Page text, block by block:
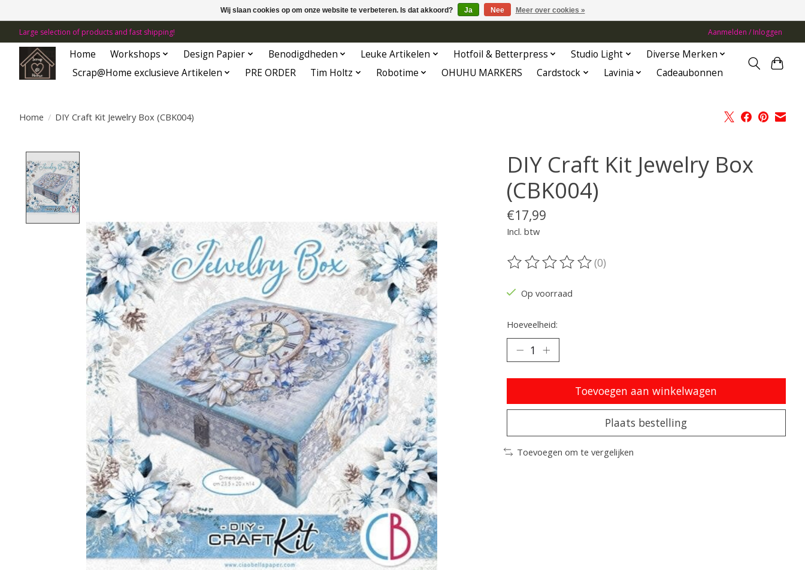
Large selection of products and fast shipping! Aanmelden / Inloggen
Home Workshops Design Papier Benodigdheden Leuke Artikelen Hotfoil & Betterpress Studio Light
Diverse Merken
Scrap@Home exclusieve Artikelen
PRE ORDER Tim Holtz Robotime OHUHU MARKERS Cardstock Lavinia Cadeaubonnen
Home / DIY Craft Kit Jewelry Box (CBK004)
DIY Craft Kit Jewelry Box
(CBK004)
€17,99
Incl. btw
De beoordeling van dit product is
(0)
Op voorraad
Hoeveelheid:
Toevoegen aan winkelwagen
Plaats bestelling
Toevoegen om te vergelijken
Wij slaan cookies op om onze website te verbeteren. Is dat akkoord? Ja Nee Meer over cookies »